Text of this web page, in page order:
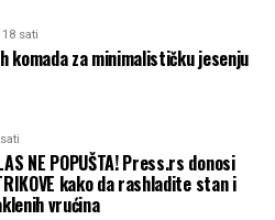
18 sati
komada za minimalističku jesenju
NE POPUŠTA! Press.rs donosi
kako da rashladite stan i
vrućina